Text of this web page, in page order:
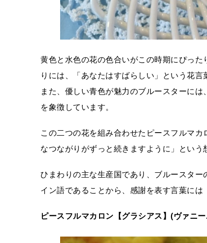
黄色と水色の花の色合いがこの時期にぴっ
りには、「あなたはすばらしい」という花
また、優しい青色が魅力のブルースターに
を象徴しています。
この二つの花を組み合わせたピースフルマ
なつながりがずっと続きますように」という
ひまわりの主な生産国であり、ブルースタ
イン語であることから、感謝を表す言葉には
ピースフルマカロン【グラシアス】(ヴァニ